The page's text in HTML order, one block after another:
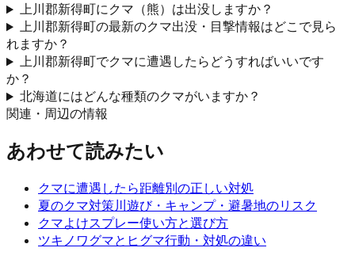
上川郡新得町にクマ（熊）は出没しますか？
上川郡新得町の最新のクマ出没・目撃情報はどこで見ら
れますか？
上川郡新得町でクマに遭遇したらどうすればいいです
か？
北海道にはどんな種類のクマがいますか？
関連・周辺の情報
あわせて読みたい
クマに遭遇したら距離別の正しい対処
夏のクマ対策川遊び・キャンプ・避暑地のリスク
クマよけスプレー使い方と選び方
ツキノワグマとヒグマ行動・対処の違い